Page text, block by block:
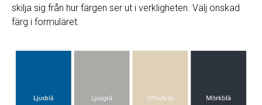
skilja sig från hur färgen ser ut i verkligheten. Välj önskad
färg i formuläret.